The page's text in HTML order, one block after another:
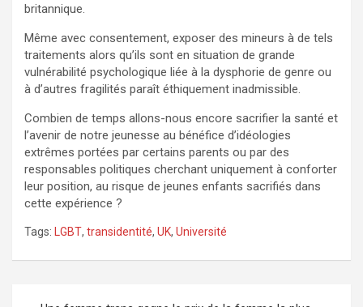
britannique.
Même avec consentement, exposer des mineurs à de tels
traitements alors qu’ils sont en situation de grande
vulnérabilité psychologique liée à la dysphorie de genre ou
à d’autres fragilités paraît éthiquement inadmissible.
Combien de temps allons-nous encore sacrifier la santé et
l’avenir de notre jeunesse au bénéfice d’idéologies
extrêmes portées par certains parents ou par des
responsables politiques cherchant uniquement à conforter
leur position, au risque de jeunes enfants sacrifiés dans
cette expérience ?
Tags: LGBT, transidentité, UK, Université